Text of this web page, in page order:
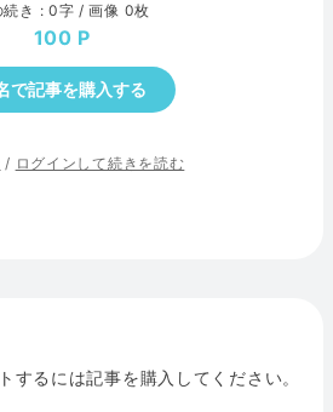
続き : 0字 / 画像 0枚
100
で記事を購入する
/ ログインして続きを読む
するには記事を購入してください。